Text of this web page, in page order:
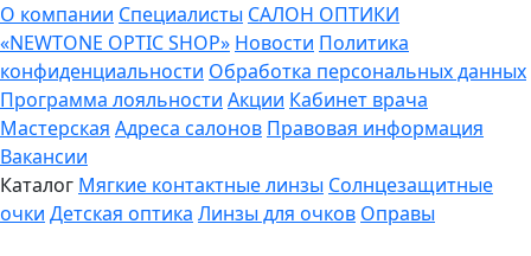
О компании Специалисты САЛОН ОПТИКИ
«NEWTONE OPTIC SHOP» Новости Политика
конфиденциальности Обработка персональных данных
Программа лояльности Акции Кабинет врача
Мастерская Адреса салонов Правовая информация
Вакансии
Каталог Мягкие контактные линзы Солнцезащитные
очки Детская оптика Линзы для очков Оправы